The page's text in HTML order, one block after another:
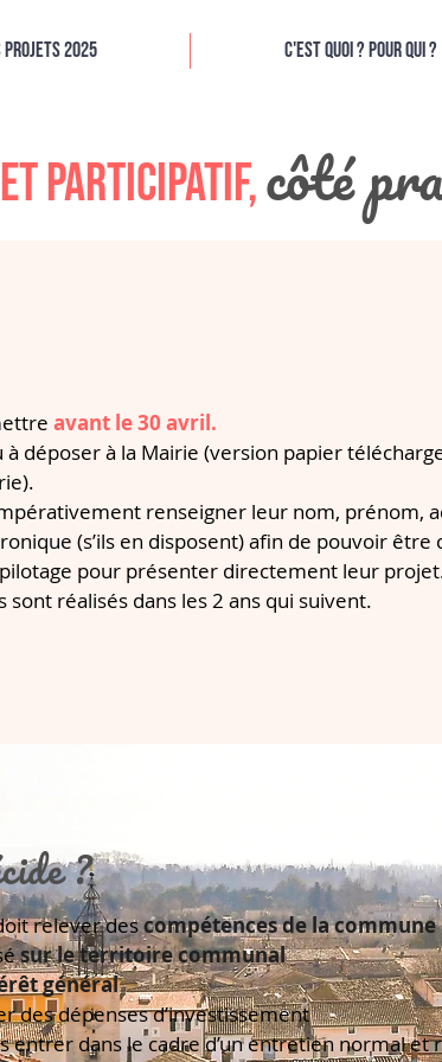
projets 2025 C'est quoi ? Pour qui ?
participatif,côté
avant le 30 avril.
déposer à la Mairie (version papier
renseigner leur nom, prénom,
(s’ils en disposent) afin de pouvoir être
pour présenter directement leur
réalisés dans les 2 ans qui suivent.
?
relever descompétences de la commune
sur le territoire communal
général
des dépenses d’investissement
entrer dans le cadre d’un entretien normal et